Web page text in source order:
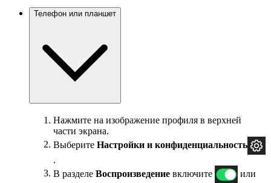
Телефон или планшет
Нажмите на изображение профиля в верхней
части экрана.
Выберите Настройки и конфиденциальность
.
В разделе Воспроизведение включите
или